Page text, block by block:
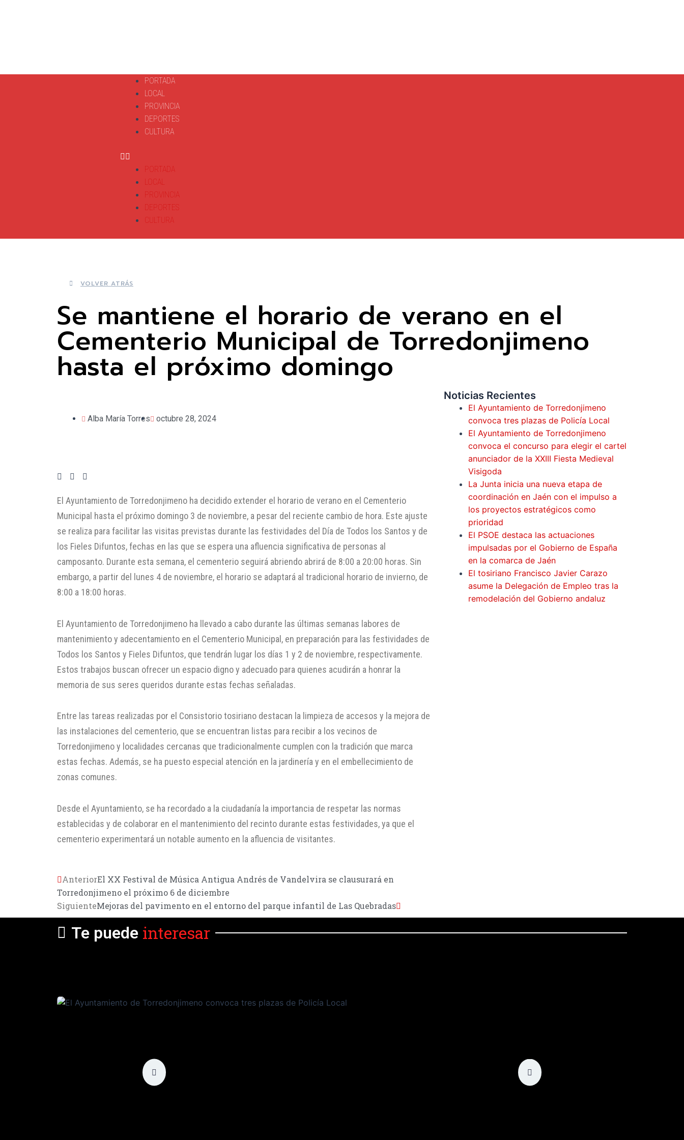
PORTADA
LOCAL
PROVINCIA
DEPORTES
CULTURA
PORTADA
LOCAL
PROVINCIA
DEPORTES
CULTURA
VOLVER ATRÁS
Se mantiene el horario de verano en el
Cementerio Municipal de Torredonjimeno
hasta el próximo domingo
Alba María Torres octubre 28, 2024
El Ayuntamiento de Torredonjimeno ha decidido extender el horario de verano en el Cementerio
Municipal hasta el próximo domingo 3 de noviembre, a pesar del reciente cambio de hora. Este ajuste
se realiza para facilitar las visitas previstas durante las festividades del Día de Todos los Santos y de
los Fieles Difuntos, fechas en las que se espera una afluencia significativa de personas al
camposanto. Durante esta semana, el cementerio seguirá abriendo abrirá de 8:00 a 20:00 horas. Sin
embargo, a partir del lunes 4 de noviembre, el horario se adaptará al tradicional horario de invierno, de
8:00 a 18:00 horas.
El Ayuntamiento de Torredonjimeno ha llevado a cabo durante las últimas semanas labores de
mantenimiento y adecentamiento en el Cementerio Municipal, en preparación para las festividades de
Todos los Santos y Fieles Difuntos, que tendrán lugar los días 1 y 2 de noviembre, respectivamente.
Estos trabajos buscan ofrecer un espacio digno y adecuado para quienes acudirán a honrar la
memoria de sus seres queridos durante estas fechas señaladas.
Entre las tareas realizadas por el Consistorio tosiriano destacan la limpieza de accesos y la mejora de
las instalaciones del cementerio, que se encuentran listas para recibir a los vecinos de
Torredonjimeno y localidades cercanas que tradicionalmente cumplen con la tradición que marca
estas fechas. Además, se ha puesto especial atención en la jardinería y en el embellecimiento de
zonas comunes.
Desde el Ayuntamiento, se ha recordado a la ciudadanía la importancia de respetar las normas
establecidas y de colaborar en el mantenimiento del recinto durante estas festividades, ya que el
cementerio experimentará un notable aumento en la afluencia de visitantes.
AnteriorEl XX Festival de Música Antigua Andrés de Vandelvira se clausurará en
Torredonjimeno el próximo 6 de diciembre
SiguienteMejoras del pavimento en el entorno del parque infantil de Las Quebradas
Noticias Recientes
El Ayuntamiento de Torredonjimeno
convoca tres plazas de Policía Local
El Ayuntamiento de Torredonjimeno
convoca el concurso para elegir el cartel
anunciador de la XXIII Fiesta Medieval
Visigoda
La Junta inicia una nueva etapa de
coordinación en Jaén con el impulso a
los proyectos estratégicos como
prioridad
El PSOE destaca las actuaciones
impulsadas por el Gobierno de España
en la comarca de Jaén
El tosiriano Francisco Javier Carazo
asume la Delegación de Empleo tras la
remodelación del Gobierno andaluz
Te puede interesar